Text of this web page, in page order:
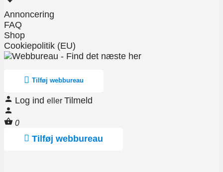
Annoncering
FAQ
Shop
Cookiepolitik (EU)
Tilføj webbureau
Log ind eller Tilmeld
0
Tilføj webbureau